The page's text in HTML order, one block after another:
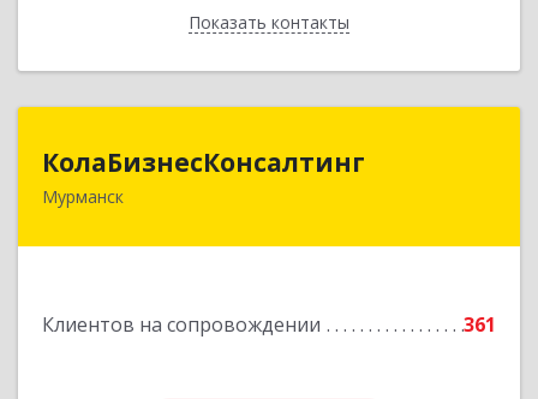
Показать контакты
Назад
КолаБизнесКонсалтинг
Мурманск
Клиентов на сопровождении 361